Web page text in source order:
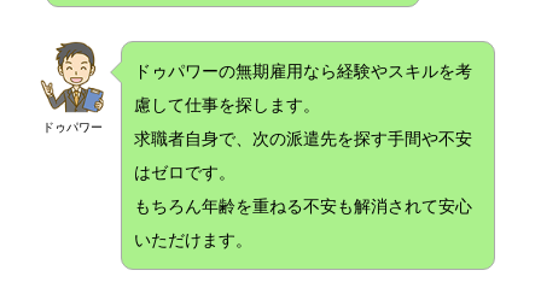
ドゥパワー
ドゥパワーの無期雇用なら経験やスキルを考
慮して仕事を探します。
求職者自身で、次の派遣先を探す手間や不安
はゼロです。
もちろん年齢を重ねる不安も解消されて安心
いただけます。